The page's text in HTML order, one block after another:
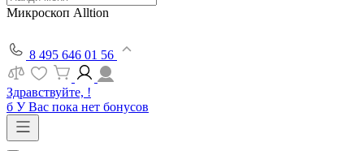
Микроскоп Alltion
8 495 646 01 56
Здравствуйте, !
б У Вас пока нет бонусов